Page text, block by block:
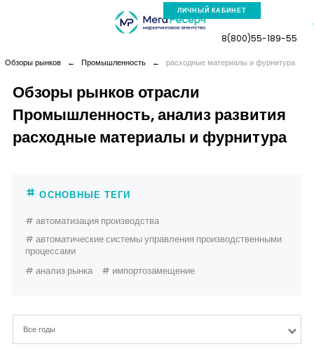
ЛИЧНЫЙ КАБИНЕТ
Компания
Новая реальность
Кейсы
8(800)55-189-55
Обзоры рынков ← Промышленность ← расходные материалы и фурнитура
Обзоры рынков отрасли
Промышленность, анализ развития
расходные материалы и фурнитура
Все годы
ОСНОВНЫЕ ТЕГИ
# автоматизация производства
# автоматические системы управления производственными
процессами
# анализ рынка
# импортозамещение